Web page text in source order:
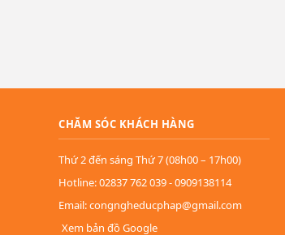
CHĂM SÓC KHÁCH HÀNG
Thứ 2 đến sáng Thứ 7 (08h00 – 17h00)
Hotline: 02837 762 039 - 0909138114
Email: congngheducphap@gmail.com
Xem bản đồ Google